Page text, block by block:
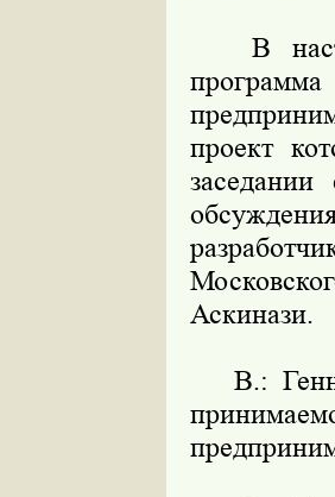
В
проект
заседании
Аскинази.
В.: